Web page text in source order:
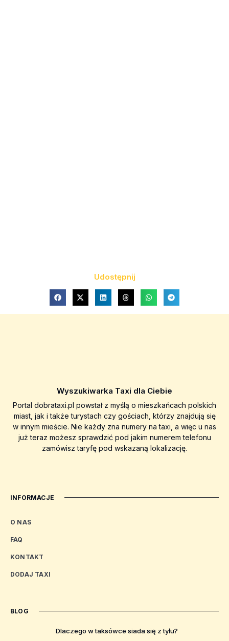
Udostępnij
Wyszukiwarka Taxi dla Ciebie
Portal dobrataxi.pl powstał z myślą o mieszkańcach polskich
miast, jak i także turystach czy gościach, którzy znajdują się
w innym mieście. Nie każdy zna numery na taxi, a więc u nas
już teraz możesz sprawdzić pod jakim numerem telefonu
zamówisz taryfę pod wskazaną lokalizację.
INFORMACJE
O NAS
FAQ
KONTAKT
DODAJ TAXI
BLOG
Dlaczego w taksówce siada się z tyłu?